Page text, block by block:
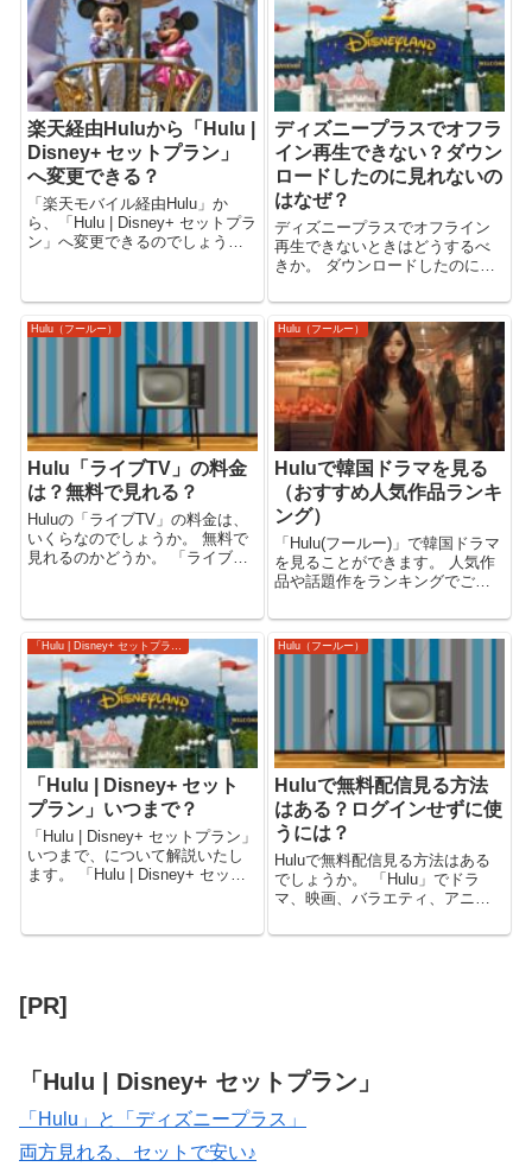
記事へ 「Hul...
楽天経由Huluから「Hulu |
Disney+ セットプラン」
へ変更できる？
「楽天モバイル経由Hulu」か
ら、「Hulu | Disney+ セットプラ
ン」へ変更できるのでしょう
ン」の違いや、特徴などについ
ディズニープラスでオフラ
イン再生できない？ダウン
ロードしたのに見れないの
はなぜ？
ディズニープラスでオフライン
再生できないときはどうするべ
きか。 ダウンロードしたのに見
か。 Disney+ (ディズニープラ
ス)で映画・ドラマ・アニメを見
る。 【Disney+ (ディズニープラ
ス)】 ドコモ経由...
Hulu（フールー）
Hulu「ライブTV」の料金
は？無料で見れる？
Huluの「ライブTV」の料金は、
いくらなのでしょうか。 無料で
見れるのかどうか。 「ライブ
ドラマ、映画、バラエティ、ア
る。 【Hulu】 Hulu...
Hulu（フールー）
Huluで韓国ドラマを見る
（おすすめ人気作品ランキ
ング）
「Hulu(フールー)」で韓国ドラマ
を見ることができます。 人気作
品や話題作をランキングでご紹
バラエティ、アニメ、スポー
ツ、ニュースを見る。 【Hulu】
『弱いヒーロー Class1』（Hulu
「Hulu | Disney+ セットプラン」
「Hulu | Disney+ セット
プラン」いつまで？
「Hulu | Disney+ セットプラン」
いつまで、について解説いたし
ます。 「Hulu | Disney+ セット
見放題 【Hulu | Disney+ セッ
Hulu（フールー）
Huluで無料配信見る方法
はある？ログインせずに使
うには？
Huluで無料配信見る方法はある
でしょうか。 「Hulu」でドラ
マ、映画、バラエティ、アニ
る。 【Hulu】 Huluで無料配信見
[PR]
「Hulu | Disney+ セットプラン」
「Hulu」と「ディズニープラス」
両方見れる、セットで安い♪